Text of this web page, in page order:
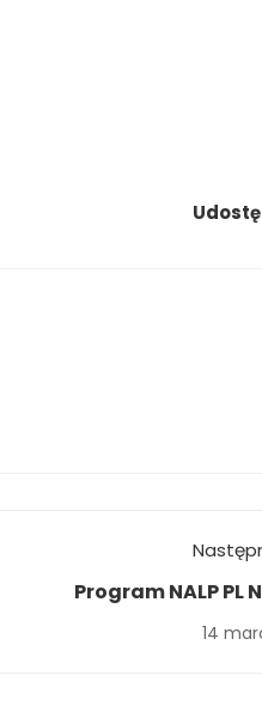
Program NALP PL
14